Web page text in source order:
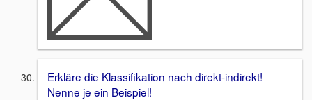
Erkläre die Klassifikation nach direkt-indirekt!
Nenne je ein Beispiel!